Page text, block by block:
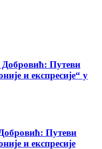
Путеви
и експресије“ у
Путеви
и експресије